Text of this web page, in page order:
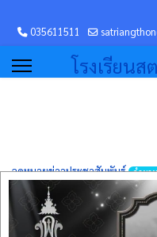
035611511
โรงเรียนส
จดหมายข่าวประชาสัมพันธ์ จำนว
ข่าวประชาสัมพันธ์ จำนวนเนื้อหา:
เกียรติบัตร จำนวนเนื้อหา: 4